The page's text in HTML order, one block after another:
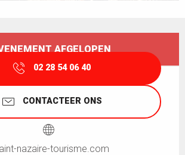
AFGELOPEN
02 28 54 06 40
CONTACTEER ONS
nazaire-tourisme.com